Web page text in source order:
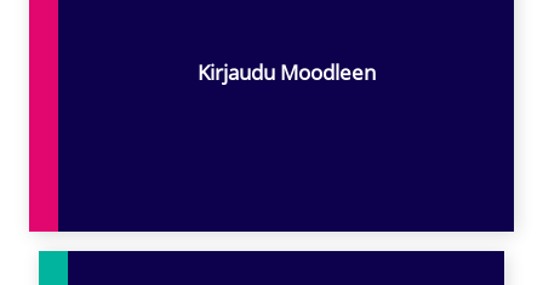
Kirjaudu Moodleen